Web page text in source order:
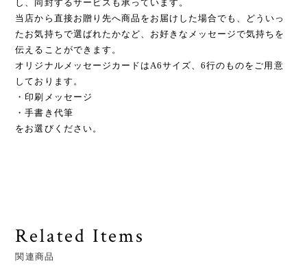
し、同封するサービスも承っています。
当店から直接お贈り先へ商品をお届けした場合でも、どういっ
たお気持ちで選ばれたかなど、お好きなメッセージで気持ちを
伝えることができます。
オリジナルメッセージカードはA6サイズ、6行のものをご用意
しております。
・印刷メッセージ
・手書き代筆
をお選びください。
Related Items
関連商品